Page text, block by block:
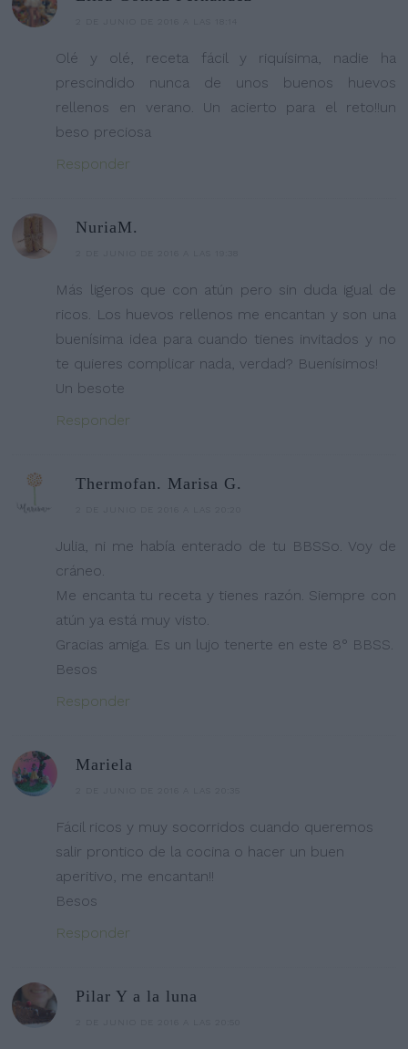
Olé y olé, receta fácil y riquísima, nadie ha
prescindido nunca de unos buenos huevos
rellenos en verano. Un acierto para el reto!!un
beso preciosa
Responder
NuriaM.
Más ligeros que con atún pero sin duda igual de
ricos. Los huevos rellenos me encantan y son una
buenísima idea para cuando tienes invitados y no
te quieres complicar nada, verdad? Buenísimos!
Un besote
Responder
Thermofan. Marisa G.
Julia, ni me había enterado de tu BBSSo. Voy de
cráneo.
Me encanta tu receta y tienes razón. Siempre con
atún ya está muy visto.
Gracias amiga. Es un lujo tenerte en este 8° BBSS.
Besos
Responder
Mariela
Fácil ricos y muy socorridos cuando queremos
salir prontico de la cocina o hacer un buen
aperitivo, me encantan!!
Besos
Responder
Pilar Y a la luna